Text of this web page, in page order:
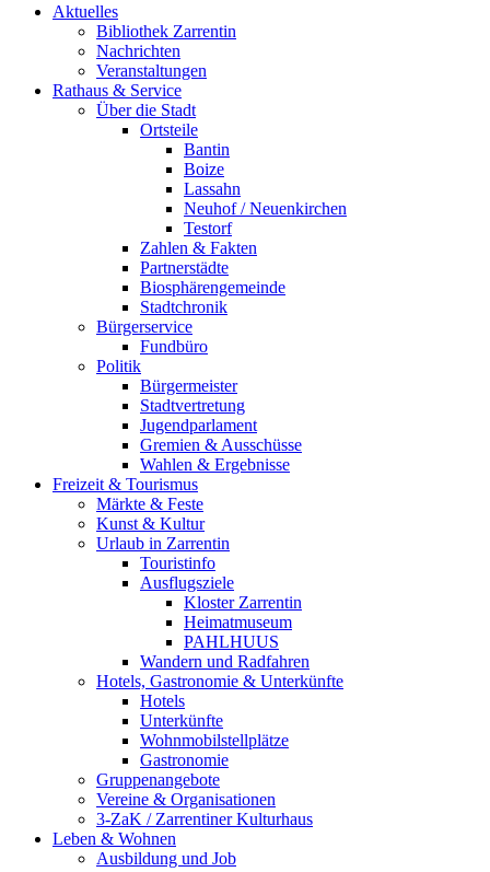
Aktuelles
Bibliothek Zarrentin
Nachrichten
Veranstaltungen
Rathaus & Service
Über die Stadt
Ortsteile
Bantin
Boize
Lassahn
Neuhof / Neuenkirchen
Testorf
Zahlen & Fakten
Partnerstädte
Biosphärengemeinde
Stadtchronik
Bürgerservice
Fundbüro
Politik
Bürgermeister
Stadtvertretung
Jugendparlament
Gremien & Ausschüsse
Wahlen & Ergebnisse
Freizeit & Tourismus
Märkte & Feste
Kunst & Kultur
Urlaub in Zarrentin
Touristinfo
Ausflugsziele
Kloster Zarrentin
Heimatmuseum
PAHLHUUS
Wandern und Radfahren
Hotels, Gastronomie & Unterkünfte
Hotels
Unterkünfte
Wohnmobilstellplätze
Gastronomie
Gruppenangebote
Vereine & Organisationen
3-ZaK / Zarrentiner Kulturhaus
Leben & Wohnen
Ausbildung und Job